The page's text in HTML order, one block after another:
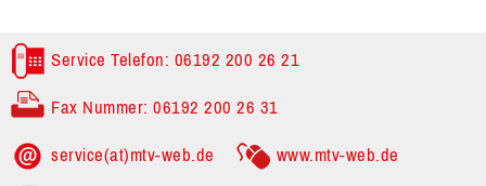
Service Telefon: 06192 200 26 21
Fax Nummer: 06192 200 26 31
service(at)mtv-web.de
www.mtv-web.de